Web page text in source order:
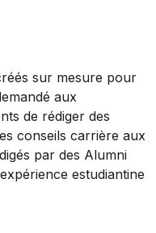
sur mesure pour
aux
de rédiger des
conseils carrière aux
par des Alumni
estudiantine